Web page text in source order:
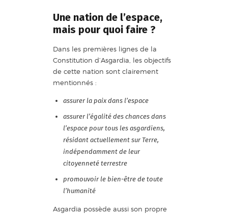
Une nation de l’espace,
mais pour quoi faire ?
Dans les premières lignes de la
Constitution d’Asgardia, les objectifs
de cette nation sont clairement
mentionnés :
assurer la paix dans l’espace
assurer l’égalité des chances dans
l’espace pour tous les asgardiens,
résidant actuellement sur Terre,
indépendamment de leur
citoyenneté terrestre
promouvoir le bien-être de toute
l’humanité
Asgardia possède aussi son propre